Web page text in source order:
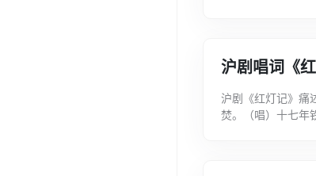
沪剧唱词《
沪剧《红灯记》痛
焚。（唱）十七年